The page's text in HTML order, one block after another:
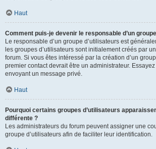
Haut
Comment puis-je devenir le responsable d’un
Le responsable d’un groupe d’utilisateurs est
les groupes d’utilisateurs sont initialement créés par
forum. Si vous êtes intéressé par la création d’un
premier contact devrait être un administrateur.
envoyant un message privé.
Haut
Pourquoi certains groupes d’utilisateurs
différente ?
Les administrateurs du forum peuvent assigner une
groupe d’utilisateurs afin de faciliter leur identification.